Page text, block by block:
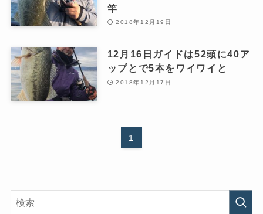
竿
2018年12月19日
12月16日ガイドは52頭に40ア
ップとで5本をワイワイと
2018年12月17日
1